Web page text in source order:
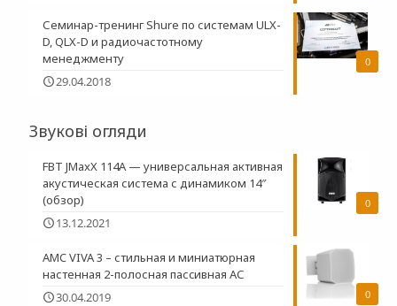
0
Семинар-тренинг Shure по системам ULX-
D, QLX-D и радиочастотному
менеджменту
29.04.2018
Звукові огляди
0
FBT JMaxX 114A — универсальная активная
акустическая система с динамиком 14″
(обзор)
13.12.2021
0
AMC VIVA 3 – стильная и миниатюрная
настенная 2-полосная пасcивная АС
30.04.2019